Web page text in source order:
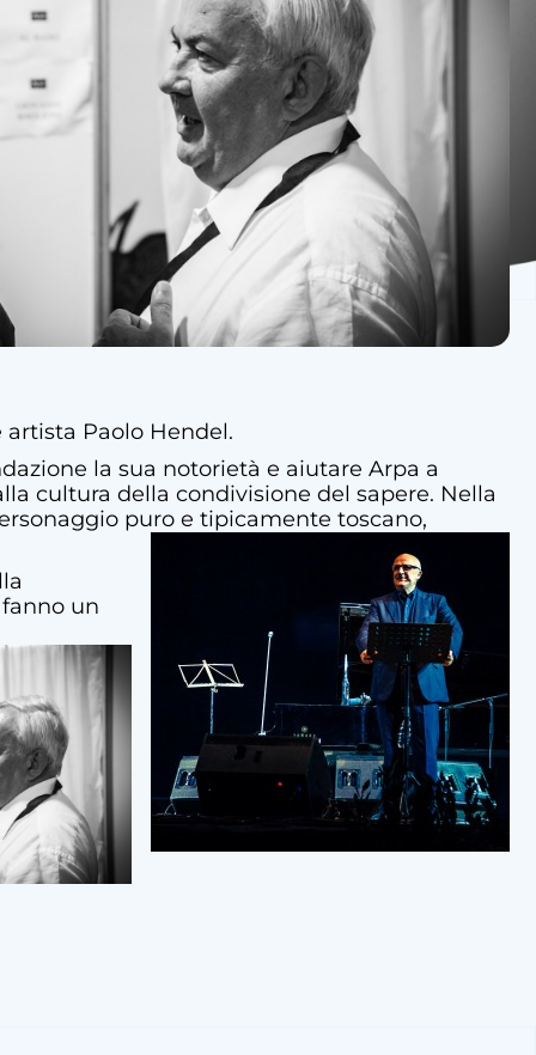
Paolo Hendel.
la sua notorietà e aiutare Arpa a
cultura della condivisione del sapere. Nella
puro e tipicamente toscano,
un